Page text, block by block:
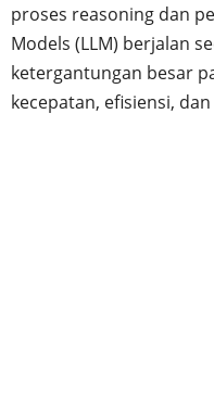
proses reasoning dan
Models (LLM) berjalan
ketergantungan besar
kecepatan, efisiensi,